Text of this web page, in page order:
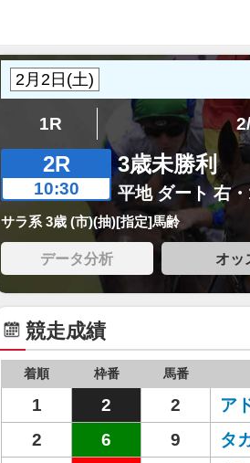
1R
2R
10:30
3歳未勝利
平地 ダート 右
サラ系 3歳 (市)(抽)[指定]馬齢
データ分析 オッ
競走成績
着順 枠番 馬番
1 2 2 ア
2
6 9 タ